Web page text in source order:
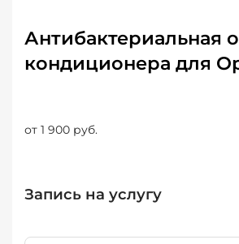
Антибактериальная
кондиционера для
от 1 900 руб.
Запись на услугу